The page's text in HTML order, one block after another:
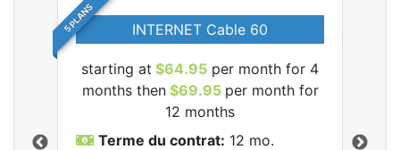
5 PLANS INTERNET Cable 60
starting at $64.95 per month for 4
months then$69.95 per month for
12 months
Terme du contrat: 12 mo.